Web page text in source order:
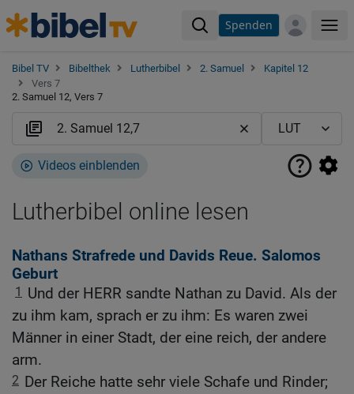
Spenden
Bibel TV Bibelthek Lutherbibel 2. Samuel
Kapitel 12
Vers 7
2. Samuel 12, Vers 7
Videos einblenden
Lutherbibel online lesen
Nathans Strafrede und Davids Reue. Salomos
Geburt
1
Und der HERR sandte Nathan zu David. Als der
zu ihm kam, sprach er zu ihm: Es waren zwei
Männer in einer Stadt, der eine reich, der andere
arm.
2 Der Reiche hatte sehr viele Schafe und Rinder;